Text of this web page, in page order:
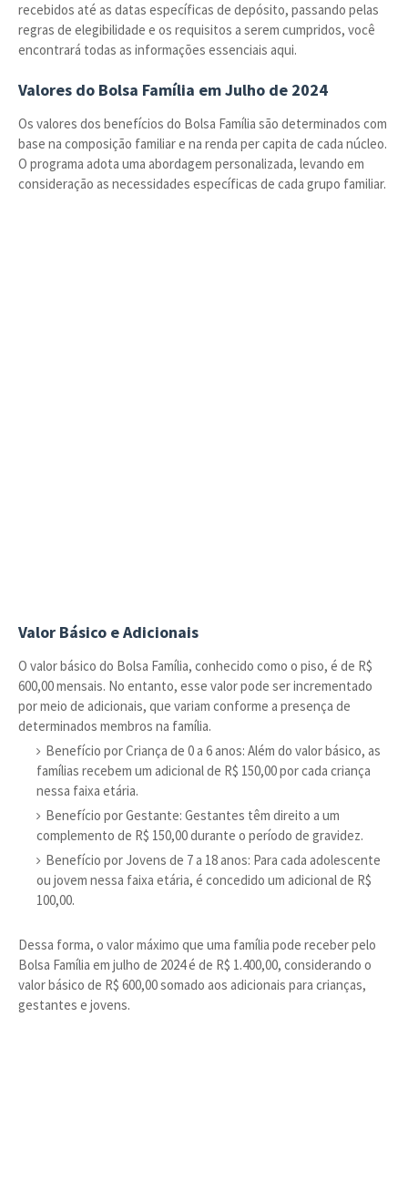
recebidos até as datas específicas de depósito, passando pelas
regras de elegibilidade e os requisitos a serem cumpridos, você
encontrará todas as informações essenciais aqui.
Valores do Bolsa Família em Julho de 2024
Os valores dos benefícios do Bolsa Família são determinados com
base na composição familiar e na renda per capita de cada núcleo.
O programa adota uma abordagem personalizada, levando em
consideração as necessidades específicas de cada grupo familiar.
Valor Básico e Adicionais
O valor básico do Bolsa Família, conhecido como o piso, é de R$
600,00 mensais. No entanto, esse valor pode ser incrementado
por meio de adicionais, que variam conforme a presença de
determinados membros na família.
Benefício por Criança de 0 a 6 anos: Além do valor básico, as
famílias recebem um adicional de R$ 150,00 por cada criança
nessa faixa etária.
Benefício por Gestante: Gestantes têm direito a um
complemento de R$ 150,00 durante o período de gravidez.
Benefício por Jovens de 7 a 18 anos: Para cada adolescente
ou jovem nessa faixa etária, é concedido um adicional de R$
100,00.
Dessa forma, o valor máximo que uma família pode receber pelo
Bolsa Família em julho de 2024 é de R$ 1.400,00, considerando o
valor básico de R$ 600,00 somado aos adicionais para crianças,
gestantes e jovens.